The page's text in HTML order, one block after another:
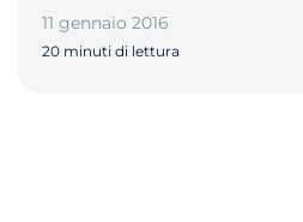
11 gennaio 2016
20 minuti di lettura